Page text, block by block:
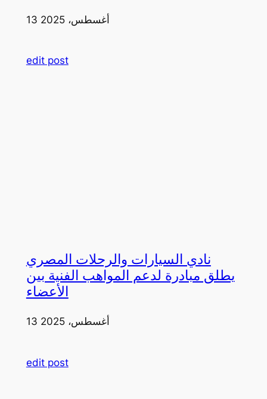
13 أغسطس، 2025
edit post
نادي السيارات والرحلات المصري
يطلق مبادرة لدعم المواهب الفنية بين
الأعضاء
13 أغسطس، 2025
edit post